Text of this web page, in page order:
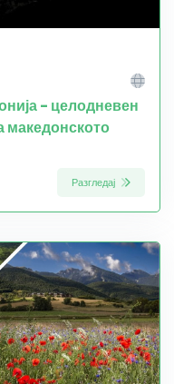
- целодневен
македонското
Разгледај